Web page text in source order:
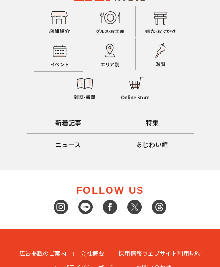
新着記事 特集
ニュース あじわい館
FOLLOW US
広告掲載のご案内 会社概要 採用情報ウェブサイト利用規約